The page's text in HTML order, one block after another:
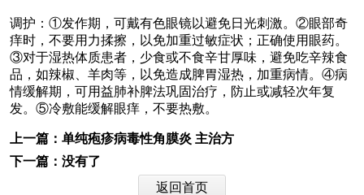
调护：①发作期，可戴有色眼镜以避免日光刺激。②眼部奇
痒时，不要用力揉擦，以免加重过敏症状；正确使用眼药。
③对于湿热体质患者，少食或不食辛甘厚味，避免吃辛辣食
品，如辣椒、羊肉等，以免造成脾胃湿热，加重病情。④病
情缓解期，可用益肺补脾法巩固治疗，防止或减轻次年复
发。⑤冷敷能缓解眼痒，不要热敷。
上一篇： 单纯疱疹病毒性角膜炎 主治方
下一篇：没有了
返回首页